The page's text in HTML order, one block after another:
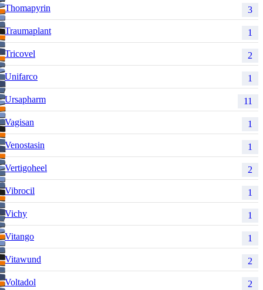
Thomapyrin 3
Traumaplant 1
Tricovel 2
Unifarco 1
Ursapharm 11
Vagisan 1
Venostasin 1
Vertigoheel 2
Vibrocil 1
Vichy 1
Vitango 1
Vitawund 2
Voltadol 2